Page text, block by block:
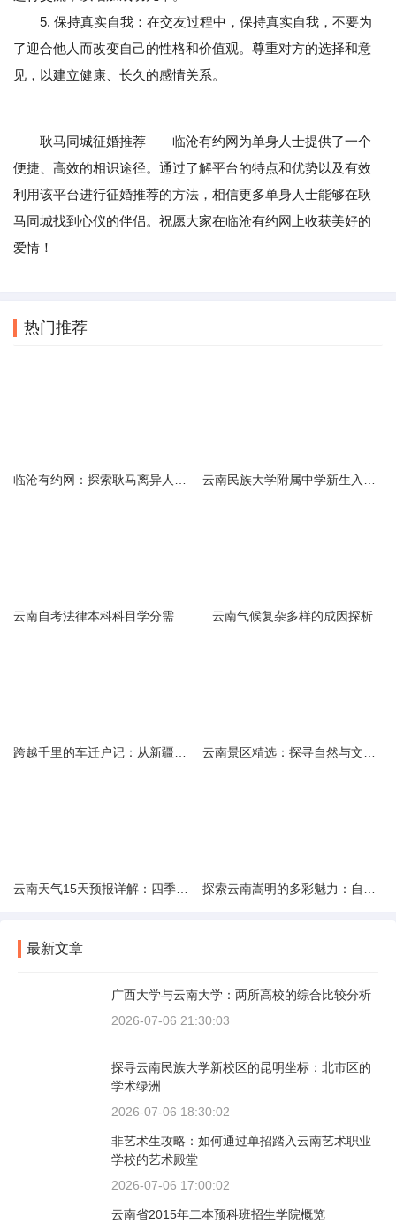
5. 保持真实自我：在交友过程中，保持真实自我，不要为
了迎合他人而改变自己的性格和价值观。尊重对方的选择和意
见，以建立健康、长久的感情关系。
耿马同城征婚推荐——临沧有约网为单身人士提供了一个
便捷、高效的相识途径。通过了解平台的特点和优势以及有效
利用该平台进行征婚推荐的方法，相信更多单身人士能够在耿
马同城找到心仪的伴侣。祝愿大家在临沧有约网上收获美好的
爱情！
热门推荐
云南气候复杂多样的成因探析
最新文章
广西大学与云南大学：两所高校的综合比较分析
2026-07-06 21:30:03
探寻云南民族大学新校区的昆明坐标：北市区的
学术绿洲
2026-07-06 18:30:02
非艺术生攻略：如何通过单招踏入云南艺术职业
学校的艺术殿堂
2026-07-06 17:00:02
云南省2015年二本预科班招生学院概览